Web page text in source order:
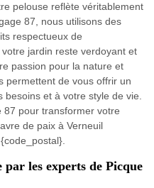
pelouse reflète véritablement
87, nous utilisons des
respectueux de
jardin reste verdoyant et
passion pour la nature et
permettent de vous offrir un
besoins et à votre style de vie.
87 pour transformer votre
de paix à Verneuil
par les experts de Picque